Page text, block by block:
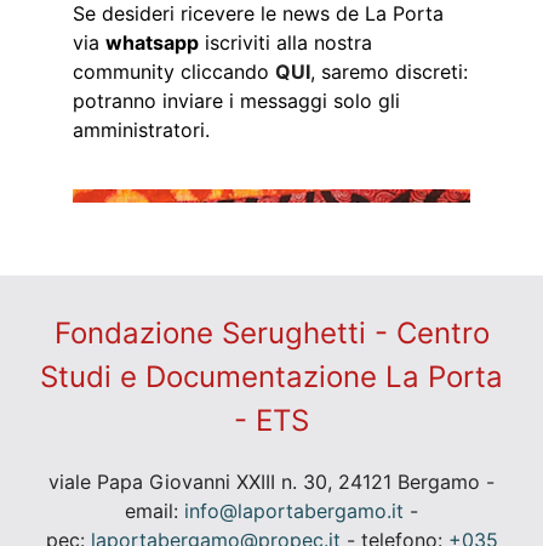
Se desideri ricevere le news de La Porta
via whatsapp iscriviti alla nostra
community cliccando QUI, saremo discreti:
potranno inviare i messaggi solo gli
amministratori.
Fondazione Serughetti - Centro
Studi e Documentazione La Porta
- ETS
viale Papa Giovanni XXIII n. 30, 24121 Bergamo -
email: info@laportabergamo.it -
pec: laportabergamo@propec.it - telefono: +035